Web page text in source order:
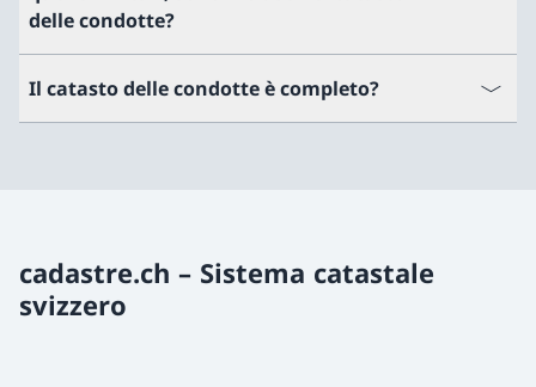
delle condotte?
Il catasto delle condotte è completo?
cadastre.ch – Sistema catastale
svizzero